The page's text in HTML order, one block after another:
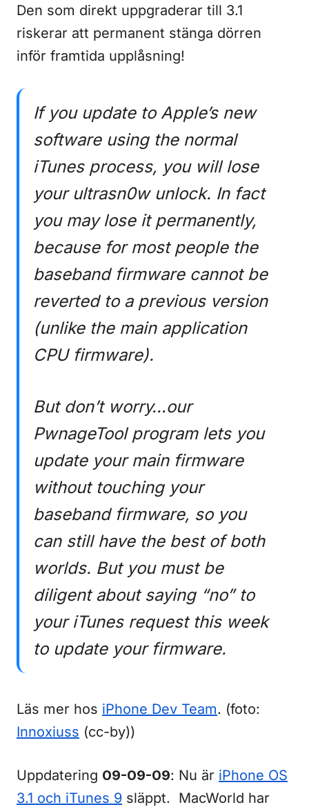
Den som direkt uppgraderar till 3.1
riskerar att permanent stänga dörren
inför framtida upplåsning!
If you update to Apple’s new
software using the normal
iTunes process, you will lose
your ultrasn0w unlock. In fact
you may lose it permanently,
because for most people the
baseband firmware cannot be
reverted to a previous version
(unlike the main application
CPU firmware).
But don’t worry…our
PwnageTool program lets you
update your main firmware
without touching your
baseband firmware, so you
can still have the best of both
worlds. But you must be
diligent about saying “no” to
your iTunes request this week
to update your firmware.
Läs mer hos iPhone Dev Team. (foto:
Innoxiuss (cc-by))
Uppdatering 09-09-09: Nu är iPhone OS
3.1 och iTunes 9 släppt. MacWorld har